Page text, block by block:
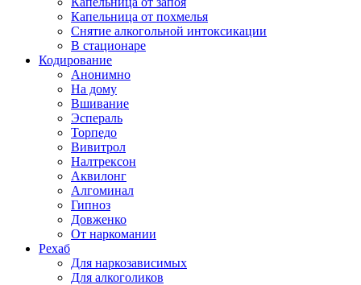
Капельница от похмелья
Снятие алкогольной интоксикации
В стационаре
Кодирование
Анонимно
На дому
Вшивание
Эспераль
Торпедо
Вивитрол
Налтрексон
Аквилонг
Алгоминал
Гипноз
Довженко
От наркомании
Рехаб
Для наркозависимых
Для алкоголиков